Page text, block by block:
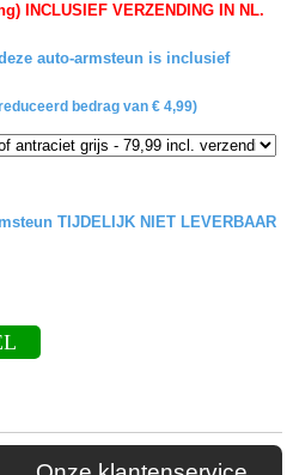
INCLUSIEF VERZENDING IN NL.
auto-armsteun is inclusief
bedrag van € 4,99)
TIJDELIJK NIET LEVERBAAR